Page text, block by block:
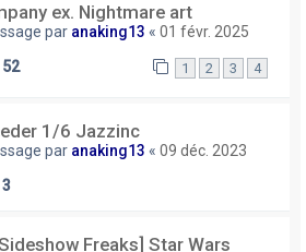
ex. Nightmare art
par anaking13 « 01 févr. 2025
52 1 2 3 4
1/6 Jazzinc
par anaking13 « 09 déc. 2023
3
Freaks] Star Wars